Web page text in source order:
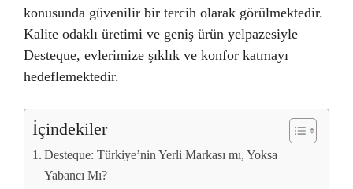
konusunda güvenilir bir tercih olarak görülmektedir.
Kalite odaklı üretimi ve geniş ürün yelpazesiyle
Desteque, evlerimize şıklık ve konfor katmayı
hedeflemektedir.
İçindekiler
Desteque: Türkiye’nin Yerli Markası mı, Yoksa
Yabancı Mı?